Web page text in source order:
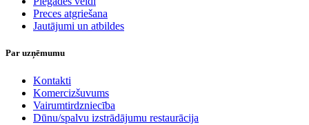
Preces atgriešana
Jautājumi un atbildes
Par uzņēmumu
Kontakti
Komercizšuvums
Vairumtirdzniecība
Dūnu/spalvu izstrādājumu restaurācija